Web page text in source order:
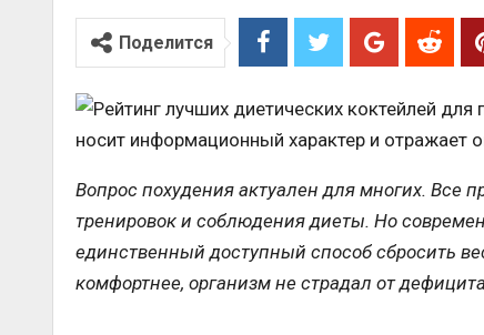
Поделится
носит информационный характер и отражает
Вопрос похудения актуален для многих. Все
тренировок и соблюдения диеты. Но
единственный доступный способ сбросить
комфортнее, организм не страдал от